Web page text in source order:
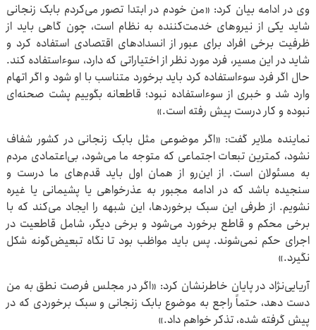
وی در ادامه بیان کرد: «من خودم در ابتدا تصور می‌کردم بابک زنجانی
شاید یکی از نیروهای خدمت‌کننده به نظام است، چون گاهی باید از
ظرفیت برخی افراد برای عبور از انسدادهای اقتصادی استفاده کرد و
شاید در این مسیر، فرد مورد نظر از اختیاراتی که دارد، سوءاستفاده کند.
حال اگر فرد سوءاستفاده کرد باید برخورد متناسب با او شود و اگر اتهام
وارد شد و خبری از سوءاستفاده نبود؛ قاطعانه بگوییم پشت صحنه‌ای
نبوده و کار درست پیش رفته است.»
نماینده ملایر گفت: «اگر موضوعی مثل بابک زنجانی در کشور شفاف
نشود، کمترین تبعات اجتماعی که متوجه ما می‌شود، بی‌اعتمادی مردم
به مسئولان است. از این‌رو از همان اول باید قدم‌های ما درست و
سنجیده باشد که در ادامه مجبور به عذرخواهی یا پشیمانی یا غیره
نشویم. از طرفی این سبک برخوردها، این شبهه را ایجاد می‌کند که با
برخی محکم و قاطع برخورد می‌شود و برخی دیگر، شامل قاطعیت در
اجرای حکم نمی‌شوند. پس باید مواظب بود تا نگاه تبعیض‌گونه شکل
نگیرد.»
آریایی‌نژاد در پایان خاطرنشان کرد: «اگر در مجلس فرصت نطق به من
دست دهد، حتماً راجع به موضوع بابک زنجانی و سبک برخوردی که در
پیش گرفته شده، تذکر خواهم داد.»